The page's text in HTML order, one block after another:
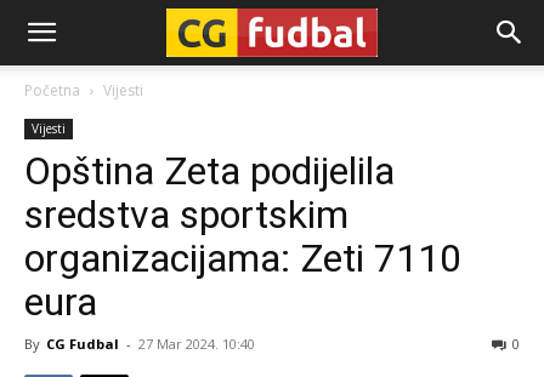
CG-
Fudbal
Početna Vijesti
Vijesti
Opština Zeta podijelila
sredstva sportskim
organizacijama: Zeti 7110
eura
By CG Fudbal - 27 Mar 2024. 10:40 0